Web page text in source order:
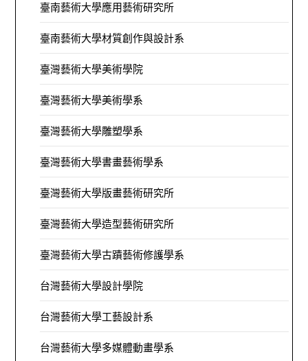
臺南藝術大學應用藝術研究所
臺南藝術大學材質創作與設計系
臺灣藝術大學美術學院
臺灣藝術大學美術學系
臺灣藝術大學雕塑學系
臺灣藝術大學書畫藝術學系
臺灣藝術大學版畫藝術研究所
臺灣藝術大學造型藝術研究所
臺灣藝術大學古蹟藝術修護學系
台灣藝術大學設計學院
台灣藝術大學工藝設計系
台灣藝術大學多媒體動畫學系